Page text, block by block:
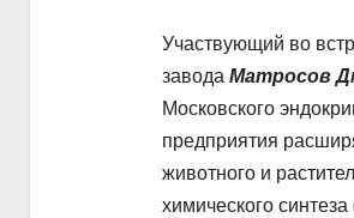
Участвующий во
завода Матросов
Московского
предприятия
животного и
химического